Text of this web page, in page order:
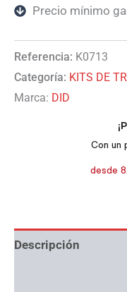
Precio mínimo
Referencia: K0713
Categoría: KITS DE
Marca: DID
Descripción